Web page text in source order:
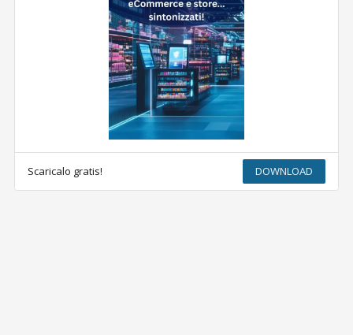
Scaricalo gratis! DOWNLOAD